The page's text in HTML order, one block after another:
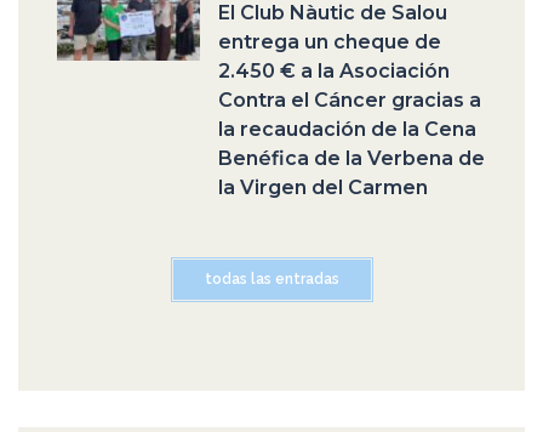
El Club Nàutic de Salou
entrega un cheque de
2.450 € a la Asociación
Contra el Cáncer gracias a
la recaudación de la Cena
Benéfica de la Verbena de
la Virgen del Carmen
todas las entradas